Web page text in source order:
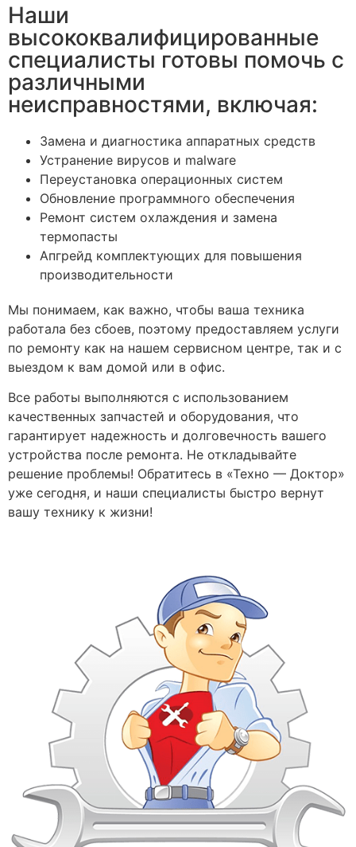
Наши
высококвалифицированные
специалисты готовы помочь с
различными
неисправностями, включая:
Замена и диагностика аппаратных средств
Устранение вирусов и malware
Переустановка операционных систем
Обновление программного обеспечения
Ремонт систем охлаждения и замена
термопасты
Апгрейд комплектующих для повышения
производительности
Мы понимаем, как важно, чтобы ваша техника
работала без сбоев, поэтому предоставляем услуги
по ремонту как на нашем сервисном центре, так и с
выездом к вам домой или в офис.
Все работы выполняются с использованием
качественных запчастей и оборудования, что
гарантирует надежность и долговечность вашего
устройства после ремонта. Не откладывайте
решение проблемы! Обратитесь в «Техно — Доктор»
уже сегодня, и наши специалисты быстро вернут
вашу технику к жизни!